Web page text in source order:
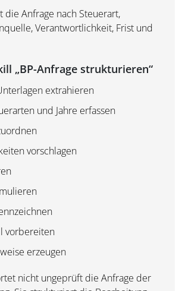
die Anfrage nach Steuerart,
Verantwortlichkeit, Frist und
„BP-Anfrage strukturieren“
extrahieren
und Jahre erfassen
vorschlagen
vorbereiten
erzeugen
nicht ungeprüft die Anfrage der